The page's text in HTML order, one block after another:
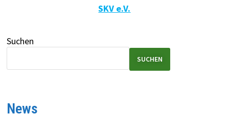
SKV e.V.
Suchen
SUCHEN
News